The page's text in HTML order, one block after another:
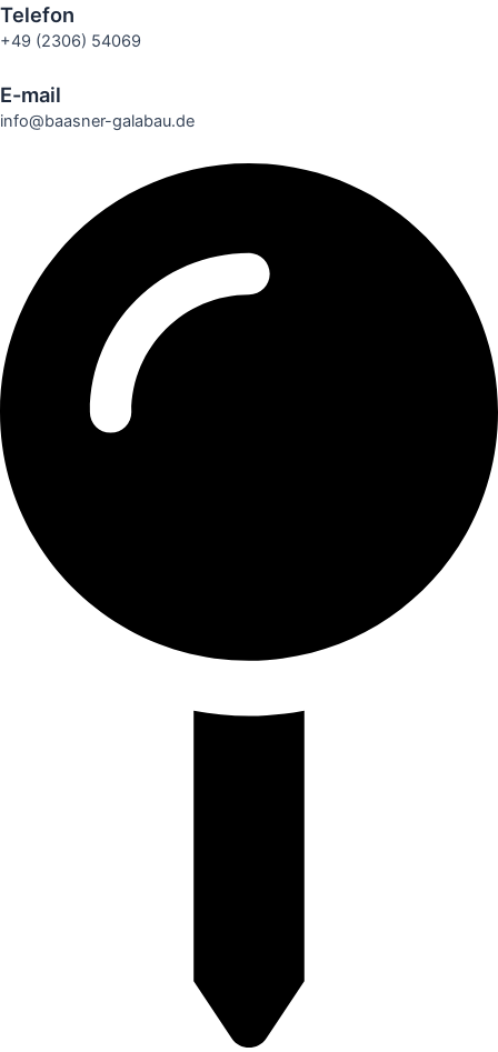
Telefon
+49 (2306) 54069
E-mail
info@baasner-galabau.de